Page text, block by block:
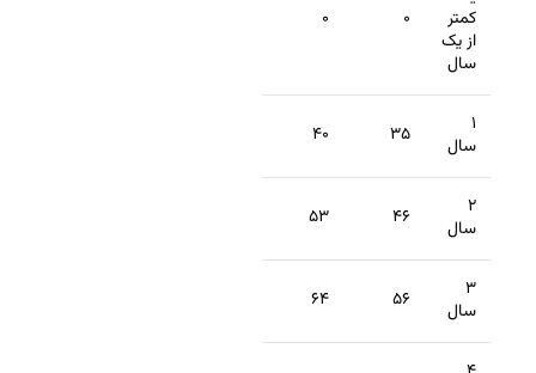
کمتر
از یک
سال
۰ ۰
سال
۳۵ ۴۰
۲
سال
۴۶ ۵۳
۳
سال
۵۶ ۶۴